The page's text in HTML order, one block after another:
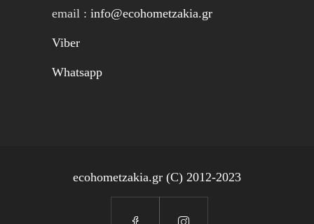
email : info@ecohometzakia.gr
Viber
Whatsapp
ecohometzakia.gr (C) 2012-2023